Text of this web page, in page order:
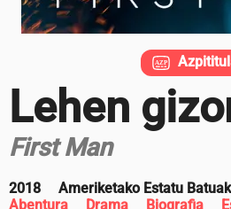
Lehen
First Man
2018 Ameriketako Estatu Batuak
Abentura
Drama Biografia